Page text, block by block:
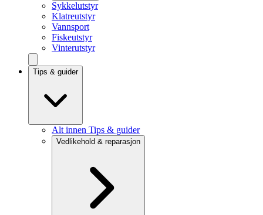
Sykkelutstyr
Klatreutstyr
Vannsport
Fiskeutstyr
Vinterutstyr
Tips & guider
Alt innen Tips & guider
Vedlikehold & reparasjon